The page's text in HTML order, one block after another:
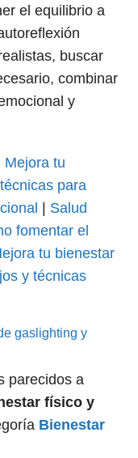
el equilibrio a
buscar
combinar
y
Mejora tu
para
Salud
fomentar el
tu bienestar
y técnicas
gaslighting y
parecidos a
físico y
Bienestar